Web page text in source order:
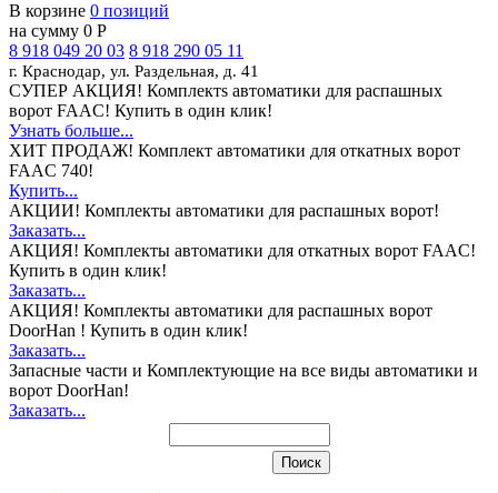
В корзине 0 позиций
на сумму 0 Р
8 918 049 20 03 8 918 290 05 11
г. Краснодар, ул. Раздельная, д. 41
СУПЕР АКЦИЯ! Комплектs автоматики для распашных
ворот FAAC! Купить в один клик!
Узнать больше...
ХИТ ПРОДАЖ! Комплект автоматики для откатных ворот
FAAC 740!
Купить...
АКЦИИ! Комплекты автоматики для распашных ворот!
Заказать...
АКЦИЯ! Комплекты автоматики для откатных ворот FAAC!
Купить в один клик!
Заказать...
АКЦИЯ! Комплекты автоматики для распашных ворот
DoorHan ! Купить в один клик!
Заказать...
Запасные части и Комплектующие на все виды автоматики и
ворот DoorHan!
Заказать...